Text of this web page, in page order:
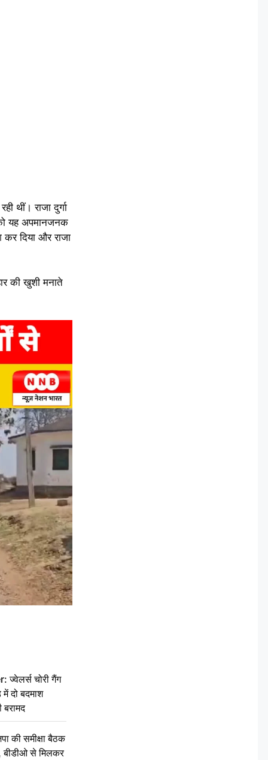
थीं। राजा दुर्गा
यह अपमानजनक
कर दिया और राजा
की खुशी मनाते
चोरी गैंग
दो बदमाश
की समीक्षा बैठक
बीडीओ से मिलकर